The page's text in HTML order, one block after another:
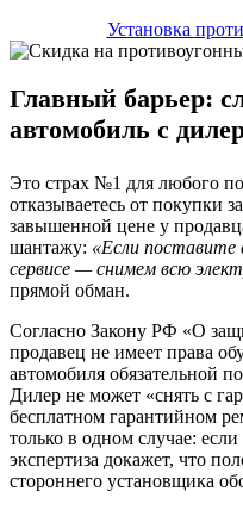
Установка
Главный барьер:
автомобиль с
Это страх №1 для любого
отказываетесь от покупки
завышенной цене у
шантажу: «Если поставите
сервисе — снимем всю
прямой обман.
Согласно Закону РФ «О
продавец не имеет права
автомобиля обязательной
Дилер не может «снять с
бесплатном гарантийном
только в одном случае:
экспертиза докажет, что
стороннего установщика